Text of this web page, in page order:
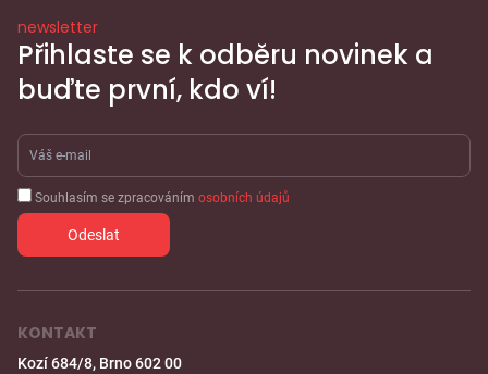
newsletter
Přihlaste se k odběru novinek a
buďte první, kdo ví!
Souhlasím se zpracováním osobních údajů
KONTAKT
Kozí 684/8, Brno 602 00